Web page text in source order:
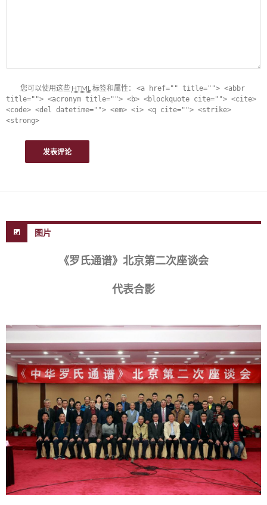
您可以使用这些 HTML标签和属性： <a href="" title=""> <abbr
title=""> <acronym title=""> <b> <blockquote cite=""> <cite>
<code> <del datetime=""> <em> <i> <q cite=""> <strike>
<strong>
图片
《罗氏通谱》北京第二次座谈会
代表合影